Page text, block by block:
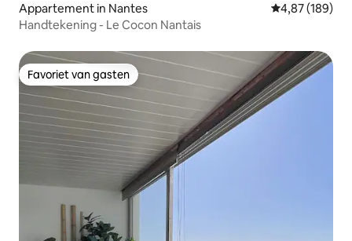
Appartement in Nantes Gemiddelde
4,87 (189)
Handtekening - Le Cocon Nantais
Favoriet van gasten
Favoriet van gasten